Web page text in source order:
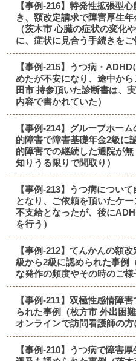
【事例-216】特発性拡張型
き、額改定請求で障害厚生
（茨木市 心臓の症状の変化
に、症状に見合う手続きをご
【事例-215】うつ病・
めたが不安になり、途中か
田市 持参頂いた診断書は、
内容で書かれていた）
【事例-214】グループホー
的障害で障害基礎年金2級に
的障害での継続した通院が
知りうる限りで聞取り）
【事例-213】うつ病につい
となり、ご依頼を頂いたケ
不支給となったが、後に
を行う）
【事例-212】てんかんの額
級から2級に認められた事例
な発作の頻度やその時のご様
【事例-211】双極性感情障
られた事例（枚方市 外出困
オンラインで訪問看護師の方
【事例-210】うつ病で障害